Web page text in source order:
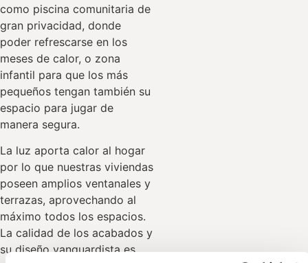
Esta página web usa cookies
como piscina comunitaria de
gran privacidad, donde
poder refrescarse en los
meses de calor, o zona
infantil para que los más
pequeños tengan también su
espacio para jugar de
manera segura.
La luz aporta calor al hogar
por lo que nuestras viviendas
poseen amplios ventanales y
terrazas, aprovechando al
máximo todos los espacios.
La calidad de los acabados y
su diseño vanguardista es